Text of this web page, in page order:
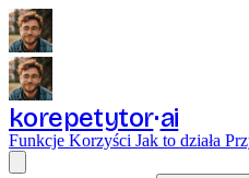
korepetytor ai
Funkcje Korzyści Jak to działa